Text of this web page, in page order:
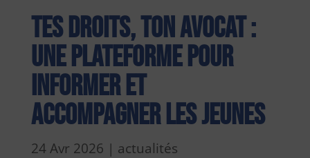
Tes droits, ton avocat :
une plateforme pour
informer et
accompagner les jeunes
24 Avr 2026 | actualités